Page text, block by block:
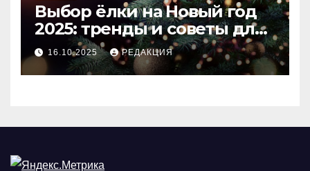
Выбор ёлки на Новый год
2025: тренды и советы для
идеального праздника
16.10.2025 РЕДАКЦИЯ